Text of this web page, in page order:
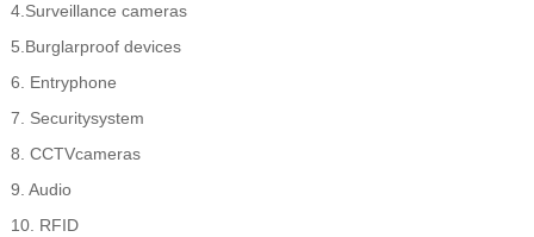
4.Surveillance cameras
5.Burglarproof devices
6. Entryphone
7. Securitysystem
8. CCTVcameras
9. Audio
10. RFID